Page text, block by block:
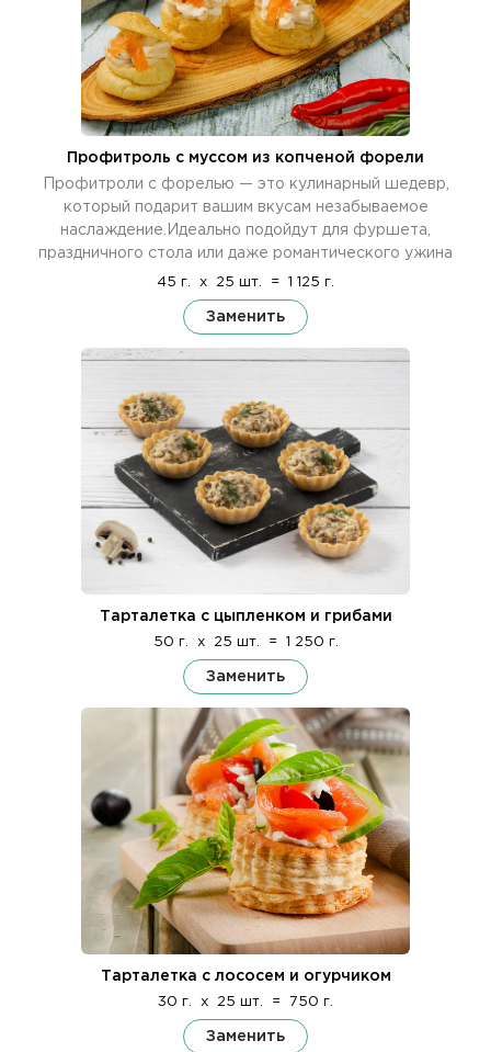
Профитроль c муссом из копченой форели
Профитроли с форелью — это кулинарный шедевр,
который подарит вашим вкусам незабываемое
наслаждение.Идеально подойдут для фуршета,
праздничного стола или даже романтического ужина
45 г. x 25 шт. = 1 125 г.
Заменить
Тарталетка с цыпленком и грибами
50 г. x 25 шт. = 1 250 г.
Заменить
Тарталетка с лососем и огурчиком
30 г. x 25 шт. = 750 г.
Заменить